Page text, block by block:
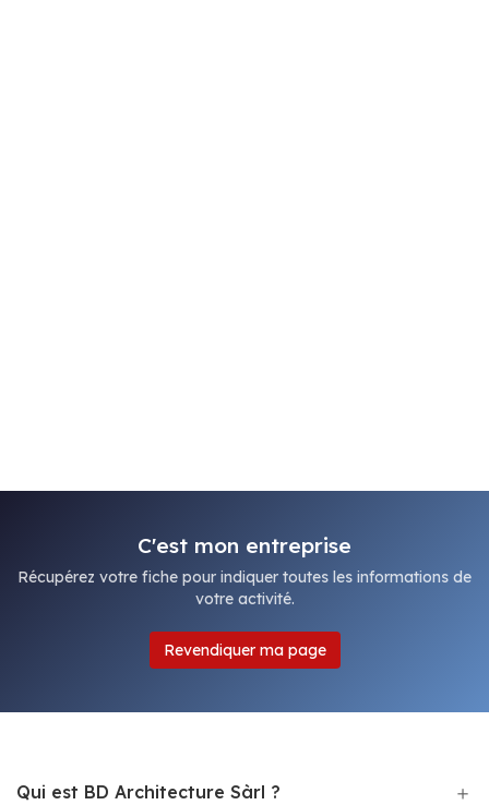
C'est mon entreprise
Récupérez votre fiche pour indiquer toutes les informations de
votre activité.
Revendiquer ma page
Qui est BD Architecture Sàrl ?